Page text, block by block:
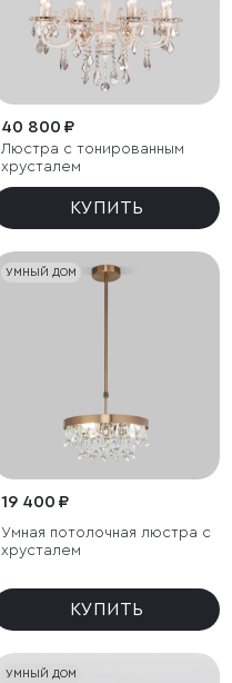
40 800 ₽
Люстра с тонированным
хрусталем
КУПИТЬ
УМНЫЙ ДОМ
19 400 ₽
Умная потолочная люстра с
хрусталем
КУПИТЬ
УМНЫЙ ДОМ